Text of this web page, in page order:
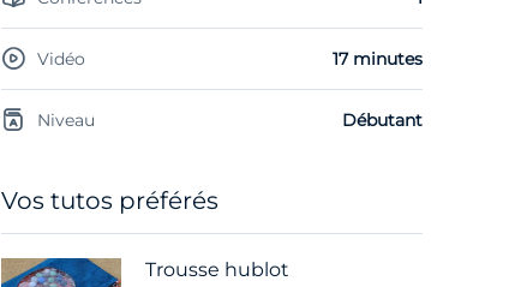
Vidéo 17 minutes
Niveau Débutant
Vos tutos préférés
Trousse hublot